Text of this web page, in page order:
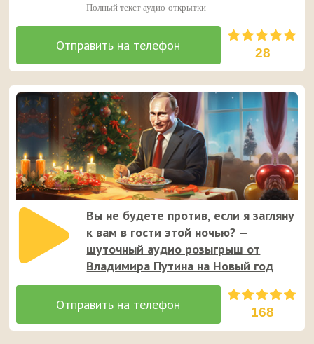
Полный текст аудио-открытки
28
Вы не будете против, если я загляну
к вам в гости этой ночью? —
шуточный аудио розыгрыш от
Владимира Путина на Новый год
168